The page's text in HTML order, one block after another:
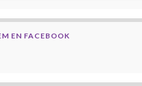
EN FACEBOOK